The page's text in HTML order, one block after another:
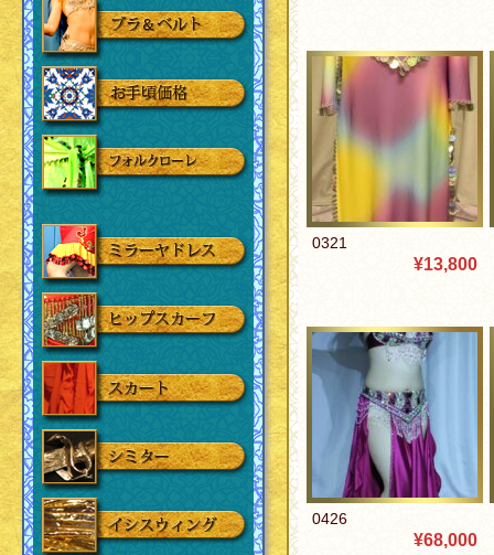
0321
¥13,800
0426
¥68,000